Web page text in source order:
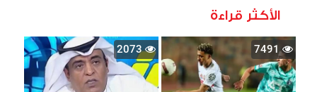
الأكثر قراءة
7491
2073